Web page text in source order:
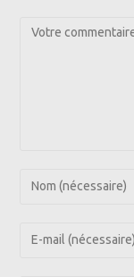
Comment
Enter
Enter